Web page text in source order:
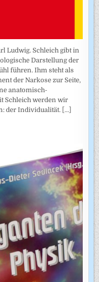
Ludwig. Schleich gibt in
Darstellung der
führen. Ihm steht als
der Narkose zur Seite,
anatomisch-
Schleich werden wir
der Individualität. [...]